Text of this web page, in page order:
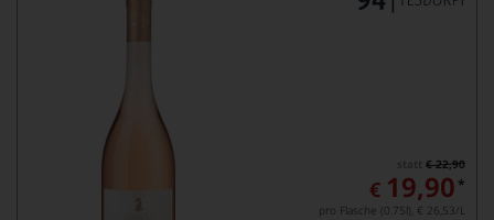
€ 22,90
€ 19,90 *
pro Flasche (0.75l), € 26,53/L